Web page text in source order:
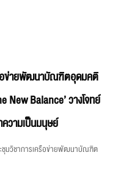
อข่ายพัฒนาบัณฑิตอุดมคติ
New Balance’ วางโจทย์
วามเป็นมนุษย์
ชุมวิชาการเครือข่ายพัฒนาบัณฑิต